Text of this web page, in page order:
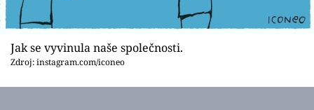
Jak se vyvinula naše společnosti.
Zdroj: instagram.com/iconeo